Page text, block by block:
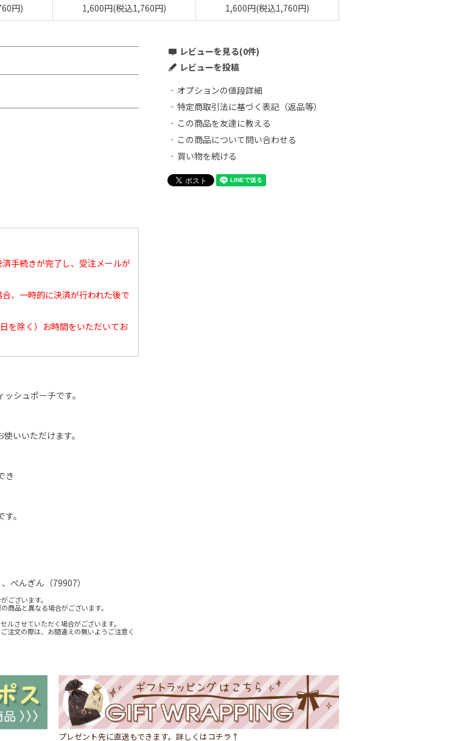
円) 1,600円(税込1,760円) 1,600円(税込1,760円)
手続きが完了し、受注メールが
、一時的に決済が行われた後で
を除く）お時間をいただいてお
シュポーチです。
いいただけます。
き
。
ぺんぎん（79907）
ございます。
品と異なる場合がございます。
させていただく場合がございます。
注文の際は、お間違えの無いようご注意く
レビューを見る(0件)
レビューを投稿
オプションの値段詳細
特定商取引法に基づく表記（返品等）
この商品を友達に教える
この商品について問い合わせる
買い物を続ける
プレゼント先に直送もできます。詳しくはコチラ↑